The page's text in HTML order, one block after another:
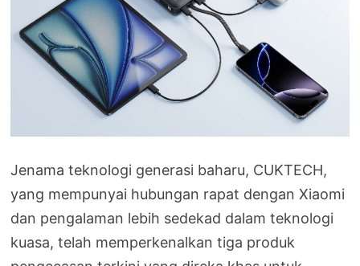
Jenama teknologi generasi baharu, CUKTECH,
yang mempunyai hubungan rapat dengan Xiaomi
dan pengalaman lebih sedekad dalam teknologi
kuasa, telah memperkenalkan tiga produk